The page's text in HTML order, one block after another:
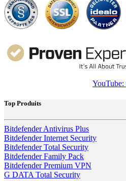
YouTube:
Top Produits
Bitdefender Antivirus Plus
Bitdefender Internet Security
Bitdefender Total Security
Bitdefender Family Pack
Bitdefender Premium VPN
G DATA Total Security